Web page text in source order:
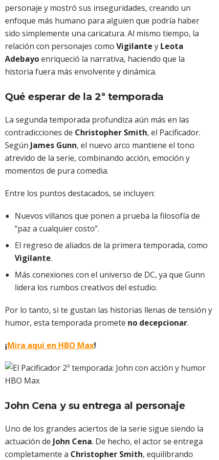
personaje y mostró sus inseguridades, creando un
enfoque más humano para alguien que podría haber
sido simplemente una caricatura. Al mismo tiempo, la
relación con personajes como Vigilante y Leota
Adebayoenriqueció la narrativa, haciendo que la
historia fuera más envolvente y dinámica.
Qué esperar de la 2ª temporada
La segunda temporada profundiza aún más en las
contradicciones de Christopher Smith, el Pacificador.
Según James Gunn, el nuevo arco mantiene el tono
atrevido de la serie, combinando acción, emoción y
momentos de pura comedia.
Entre los puntos destacados, se incluyen:
Nuevos villanos que ponen a prueba la filosofía de
“paz a cualquier costo”.
El regreso de aliados de la primera temporada, como
Vigilante.
Más conexiones con el universo de DC, ya que Gunn
lidera los rumbos creativos del estudio.
Por lo tanto, si te gustan las historias llenas de tensión y
humor, esta temporada promete no decepcionar.
¡Mira aquí en HBO Max!
John Cena y su entrega al personaje
Uno de los grandes aciertos de la serie sigue siendo la
actuación de John Cena. De hecho, el actor se entrega
completamente a Christopher Smith, equilibrando